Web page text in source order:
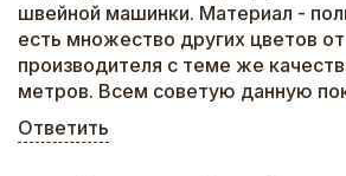
швейной машинки. Материал -
есть множество других цветов
производителя с теме же
метров. Всем советую данную
Ответить